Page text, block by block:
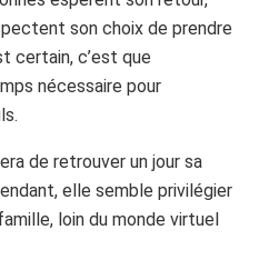
son choix de prendre
certain, c’est que
nécessaire pour
de retrouver un jour sa
elle semble privilégier
loin du monde virtuel